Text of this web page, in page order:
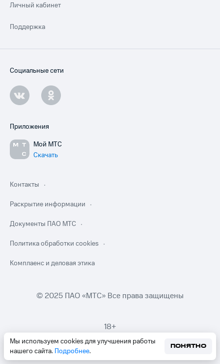
Мы используем cookies для улучшения работы
нашего сайта. Подробнее.
ПОНЯТНО
Личный кабинет
Поддержка
Социальные сети
Приложения
Мой МТС
Скачать
Контакты
Раскрытие информации
Документы ПАО МТС
Политика обработки cookies
Комплаенс и деловая этика
© 2025 ПАО «МТС» Все права защищены
18+